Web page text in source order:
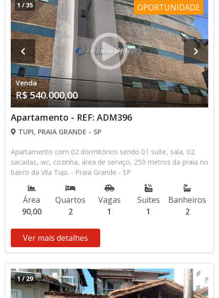
1 /35 OPORTUNIDADE
Venda
R$ 540.000,00
Apartamento - REF: ADM396
TUPI, PRAIA GRANDE - SP
Apartamento com 02 dormitórios sendo 01 suíte, sala, 02
sacadas, wc, cozinha, área de serviço, 250 metros da praia no
bairro da Vila Tupi. - Praia Grande - SP
Área
90,00
Quartos
2
Vagas
1
Suites
1
Banheiros
2
Ver mais detalhes
1/29